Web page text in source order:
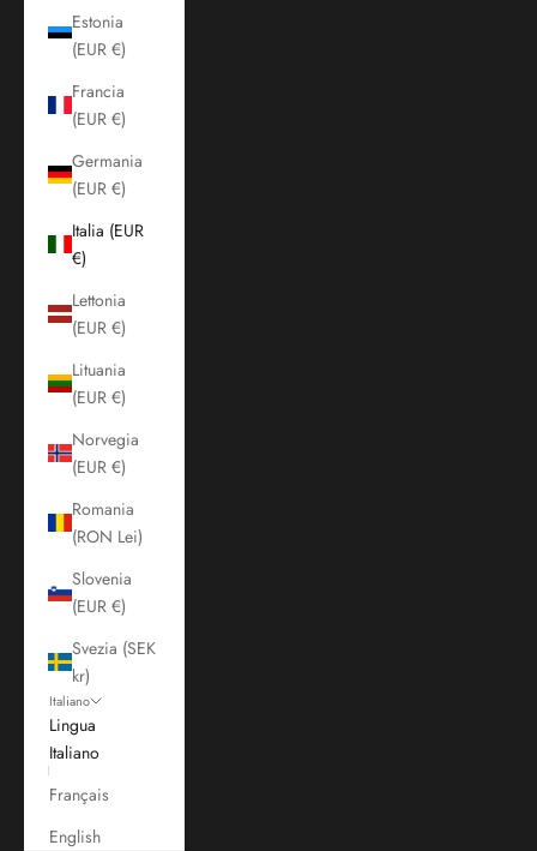
Estonia
(EUR €)
Francia
(EUR €)
Germania
(EUR €)
Italia (EUR
€)
Lettonia
(EUR €)
Lituania
(EUR €)
Norvegia
(EUR €)
Romania
(RON Lei)
Slovenia
(EUR €)
Svezia (SEK
kr)
Italiano
Lingua
Italiano
Français
English